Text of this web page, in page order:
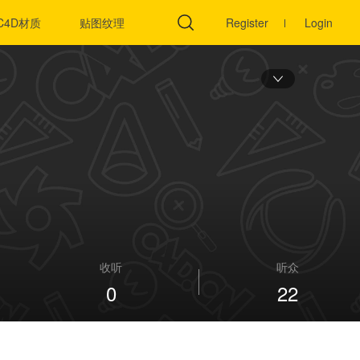
材质 贴图纹理 C4D插件 Register Login
听众
22
收听
0